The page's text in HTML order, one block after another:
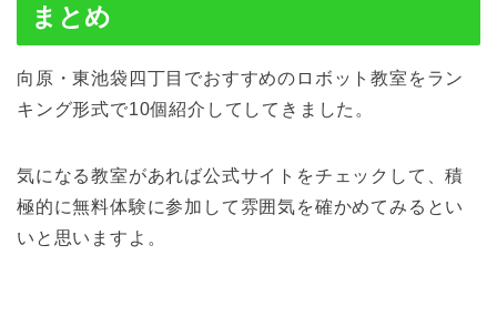
まとめ
向原・東池袋四丁目でおすすめのロボット教室をラン
キング形式で10個紹介してしてきました。
気になる教室があれば公式サイトをチェックして、積
極的に無料体験に参加して雰囲気を確かめてみるとい
いと思いますよ。